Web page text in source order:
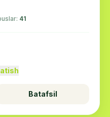
41
Batafsil